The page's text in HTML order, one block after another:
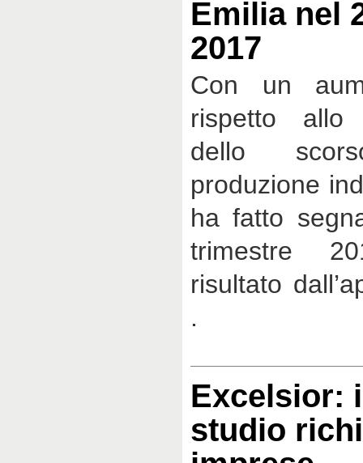
Emilia nel
2017
Con un
rispetto allo
dello
produzione
ha fatto
trimestre
risultato
.
Excelsior:
studio